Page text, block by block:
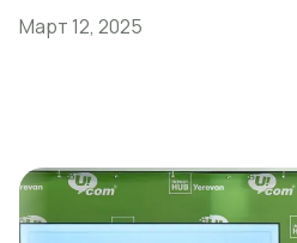
Uplay Новый
Март 12, 2025